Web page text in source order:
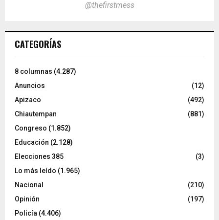
@thefirstmess
CATEGORÍAS
8 columnas (4.287)
Anuncios
(12)
Apizaco
(492)
Chiautempan
(881)
Congreso (1.852)
Educación (2.128)
Elecciones 385
(3)
Lo más leído (1.965)
Nacional
(210)
Opinión
(197)
Policía (4.406)